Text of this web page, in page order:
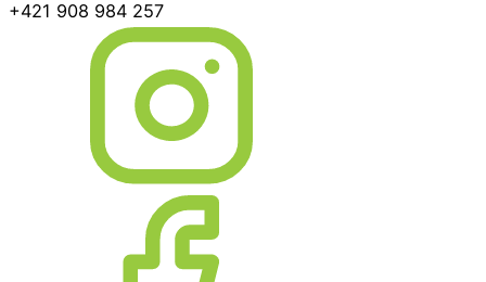
+421 908 984 257